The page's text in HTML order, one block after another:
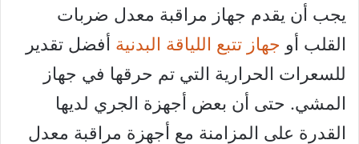
يجب أن يقدم جهاز مراقبة معدل ضربات
القلب أو جهاز تتبع اللياقة البدنية أفضل تقدير
للسعرات الحرارية التي تم حرقها في جهاز
المشي. حتى أن بعض أجهزة الجري لديها
القدرة على المزامنة مع أجهزة مراقبة معدل